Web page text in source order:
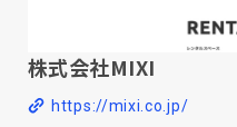
株式会社MIXI
https://mixi.co.jp/